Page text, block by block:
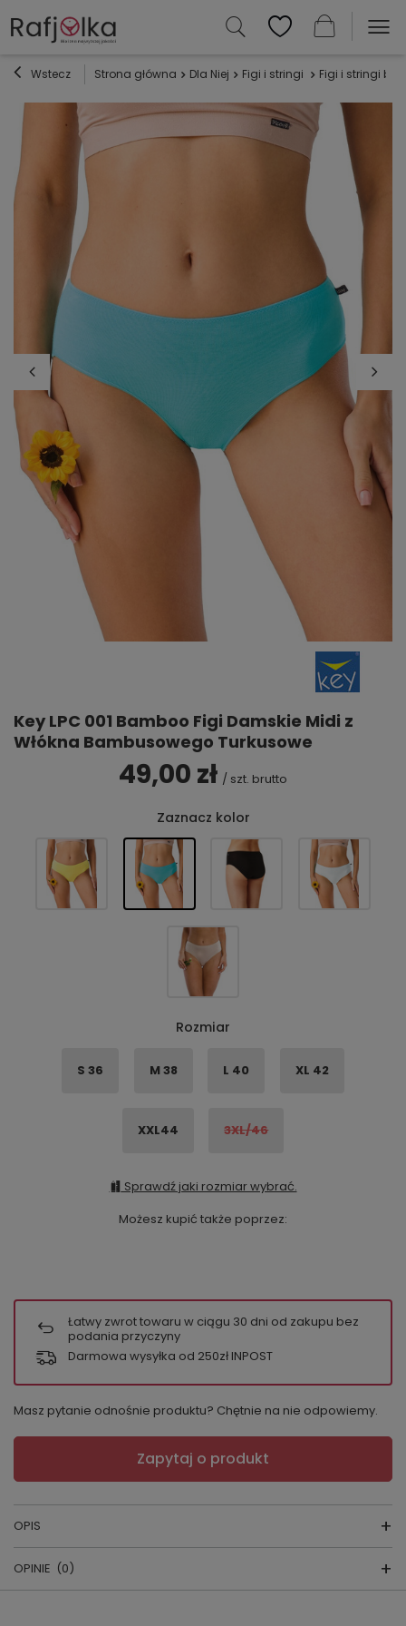
Wstecz Strona główna Dla Niej Figi i stringi Figi i stringi
Key LPC 001 Bamboo Figi Damskie Midi z
Włókna Bambusowego Turkusowe
49,00 zł / szt. brutto
Zaznacz kolor
Rozmiar
S 36 M 38 L 40 XL 42
XXL44 3XL/46
Sprawdź jaki rozmiar wybrać.
Możesz kupić także poprzez:
Łatwy zwrot towaru w ciągu 30 dni od zakupu bez
podania przyczyny
Darmowa wysyłka od 250zł INPOST
Masz pytanie odnośnie produktu? Chętnie na nie odpowiemy.
Zapytaj o produkt
OPIS
Jeśli szukasz wygodnej bielizny na co dzień, która jest
OPINIE (0)